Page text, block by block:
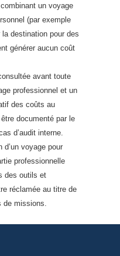
un voyage
(par exemple
destination pour des
générer aucun coût
avant toute
professionnel et un
des coûts au
documenté par le
d’audit interne.
d’un voyage pour
professionnelle
des outils et
réclamée au titre de
de missions.